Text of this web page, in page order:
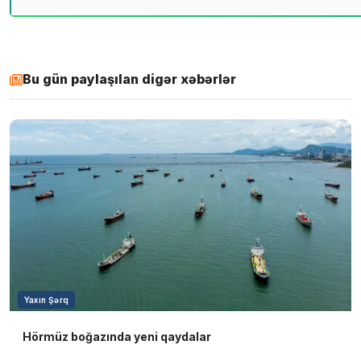
Bu gün paylaşılan digər xəbərlər
Yaxın Şərq
Hörmüz boğazında yeni qaydalar